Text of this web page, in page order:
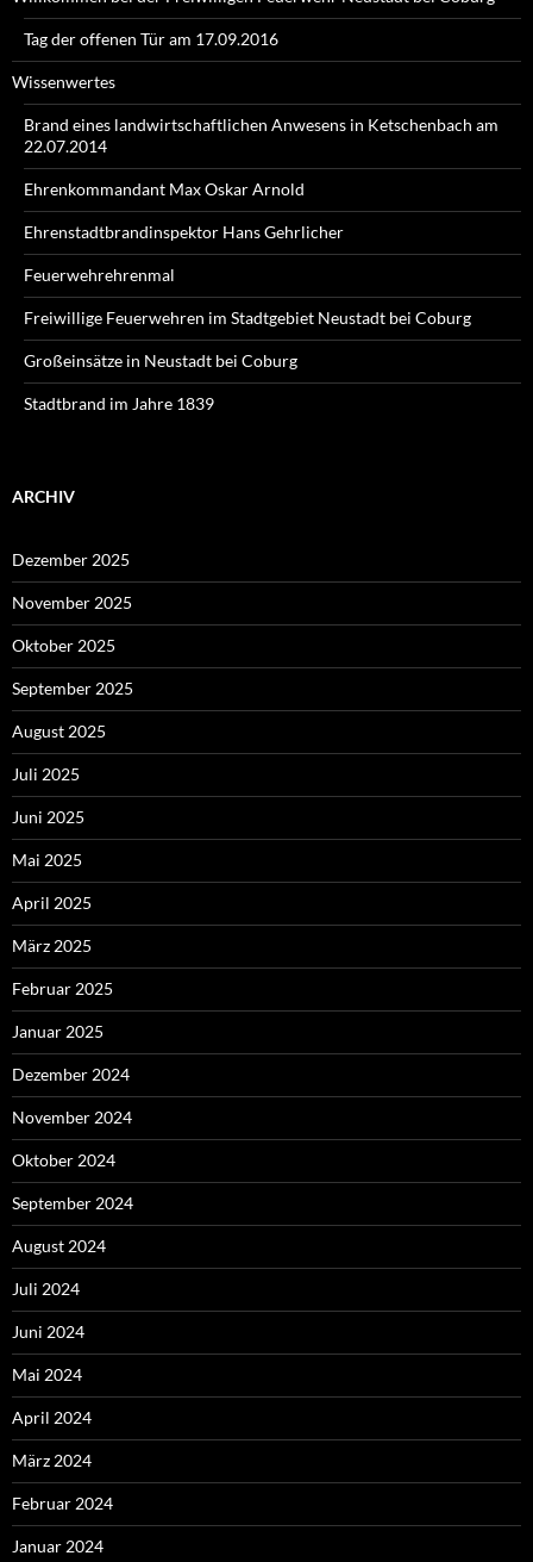
Tag der offenen Tür am 17.09.2016
Wissenwertes
Brand eines landwirtschaftlichen Anwesens in Ketschenbach am
22.07.2014
Ehrenkommandant Max Oskar Arnold
Ehrenstadtbrandinspektor Hans Gehrlicher
Feuerwehrehrenmal
Freiwillige Feuerwehren im Stadtgebiet Neustadt bei Coburg
Großeinsätze in Neustadt bei Coburg
Stadtbrand im Jahre 1839
ARCHIV
Dezember 2025
November 2025
Oktober 2025
September 2025
August 2025
Juli 2025
Juni 2025
Mai 2025
April 2025
März 2025
Februar 2025
Januar 2025
Dezember 2024
November 2024
Oktober 2024
September 2024
August 2024
Juli 2024
Juni 2024
Mai 2024
April 2024
März 2024
Februar 2024
Januar 2024